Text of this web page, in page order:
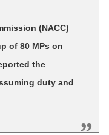
(NACC)
of 80 MPs on
the
duty and